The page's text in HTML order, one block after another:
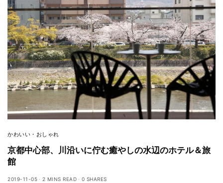
かわいい・おしゃれ
京都中心部、川沿いに佇む癒やしの水辺のホテル＆旅
館
2019-11-05 2 MINS READ 0 SHARES